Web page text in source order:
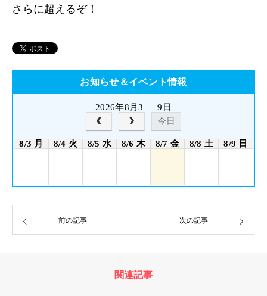
さらに超えるぞ！
お知らせ＆イベント情報
2026年8月3 — 9日
今日
8/3 月 8/4 火 8/5 水 8/6 木 8/7 金 8/8 土 8/9 日
前の記事 次の記事
関連記事